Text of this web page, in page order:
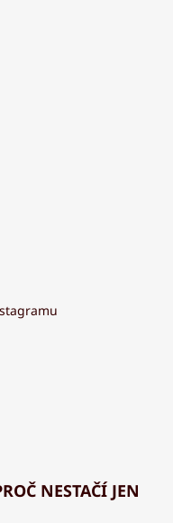
NESTAČÍ JEN